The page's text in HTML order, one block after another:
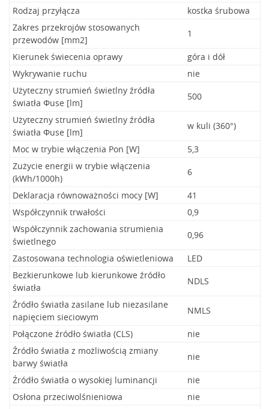
Rodzaj przyłącza
kostka śrubowa
Zakres przekrojów stosowanych
przewodów [mm2]
1
Kierunek świecenia oprawy
góra i dół
Wykrywanie ruchu
nie
Użyteczny strumień świetlny źródła
światła Φuse [lm]
500
Użyteczny strumień świetlny źródła
światła Φuse [lm]
w kuli (360°)
Moc w trybie włączenia Pon [W]
5,3
Zużycie energii w trybie włączenia
(kWh/1000h)
6
Deklaracja równoważności mocy [W]
41
Współczynnik trwałości
0,9
Współczynnik zachowania strumienia
świetlnego
0,96
Zastosowana technologia oświetleniowa
LED
Bezkierunkowe lub kierunkowe źródło
światła
NDLS
Źródło światła zasilane lub niezasilane
napięciem sieciowym
NMLS
Połączone źródło światła (CLS)
nie
Źródło światła z możliwością zmiany
barwy światła
nie
Źródło światła o wysokiej luminancji
nie
Osłona przeciwolśnieniowa
nie